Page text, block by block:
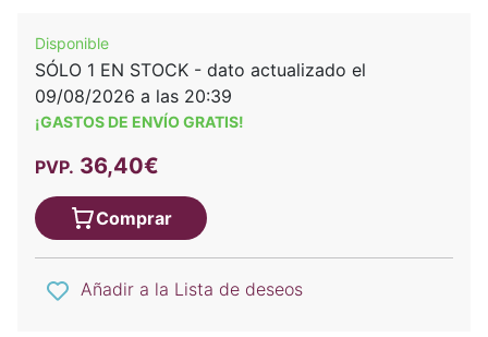
Disponible
SÓLO 1 EN STOCK - dato actualizado el
09/08/2026 a las 20:39
¡GASTOS DE ENVÍO GRATIS!
PVP. 36,40€
Comprar
Añadir a la Lista de deseos